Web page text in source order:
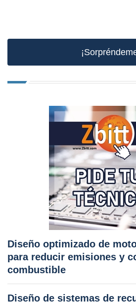
Diseño optimizado de
para reducir emisiones y
combustible
Diseño de sistemas de